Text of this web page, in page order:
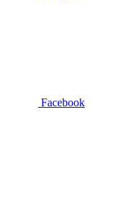
Facebook